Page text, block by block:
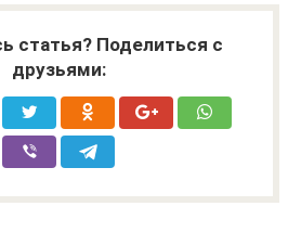
статья? Поделиться с
друзьями: